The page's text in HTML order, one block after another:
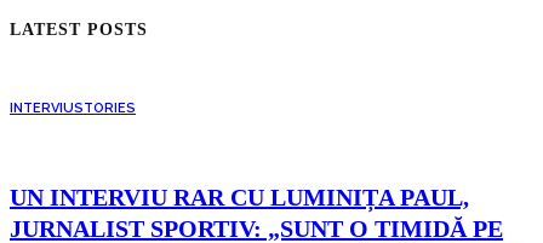
LATEST POSTS
INTERVIUSTORIES
UN INTERVIU RAR CU LUMINIȚA PAUL,
JURNALIST SPORTIV: „SUNT O TIMIDĂ PE